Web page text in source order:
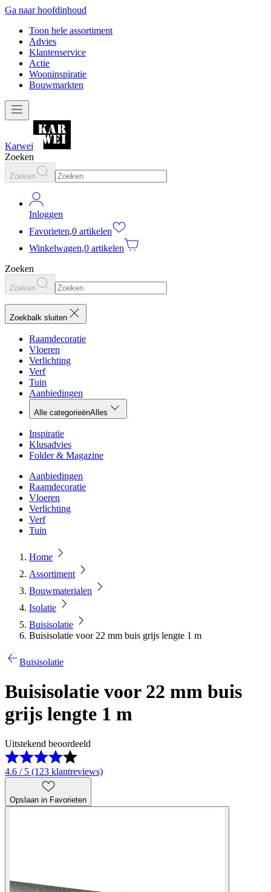
Ga naar hoofdinhoud
Toon hele assortiment
Advies
Klantenservice
Actie
Wooninspiratie
Bouwmarkten
Karwei
Zoeken
Zoeken
Inloggen
Favorieten,0 artikelen
Winkelwagen,0 artikelen
Zoeken
Zoeken
Zoekbalk sluiten
Raamdecoratie
Vloeren
Verlichting
Verf
Tuin
Aanbiedingen
Alle categorieënAlles
Inspiratie
Klusadvies
Folder & Magazine
Aanbiedingen
Raamdecoratie
Vloeren
Verlichting
Verf
Tuin
Home
Assortiment
Bouwmaterialen
Isolatie
Buisisolatie
Buisisolatie voor 22 mm buis grijs lengte 1 m
Buisisolatie
Buisisolatie voor 22 mm buis
grijs lengte 1 m
Uitstekend beoordeeld
4.6 / 5 (123 klantreviews)
Opslaan in Favorieten